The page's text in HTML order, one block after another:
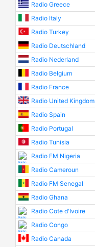
Radio Greece
Radio Italy
Radio Turkey
Radio Deutschland
Radio Nederland
Radio Belgium
Radio France
Radio United Kingdom
Radio Spain
Radio Portugal
Radio Tunisia
Radio FM Nigeria
Radio Cameroun
Radio FM Senegal
Radio Ghana
Radio Cote d'Ivoire
Radio Congo
Radio Canada